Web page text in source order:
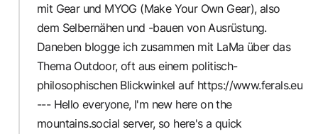
mit Gear und MYOG (Make Your Own Gear), also
dem Selbernähen und -bauen von Ausrüstung.
Daneben blogge ich zusammen mit LaMa über das
Thema Outdoor, oft aus einem politisch-
philosophischen Blickwinkel auf https://www.ferals.eu
--- Hello everyone, I'm new here on the
mountains.social server, so here's a quick